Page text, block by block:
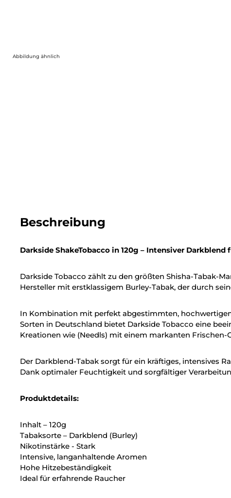
Abbildung ähnlich
Beschreibung
Darkside ShakeTobacco in 120g – Intensiver Darkblend
Darkside Tobacco zählt zu den größten Shisha-Tabak-
Hersteller mit erstklassigem Burley-Tabak, der durch
In Kombination mit perfekt abgestimmten,
Sorten in Deutschland bietet Darkside Tobacco eine
Kreationen wie (Needls) mit einem markanten Frischen-
Der Darkblend-Tabak sorgt für ein kräftiges, intensives
Dank optimaler Feuchtigkeit und sorgfältiger
Produktdetails:
Inhalt – 120g
Tabaksorte – Darkblend (Burley)
Nikotinstärke - Stark
Intensive, langanhaltende Aromen
Hohe Hitzebeständigkeit
Ideal für erfahrende Raucher